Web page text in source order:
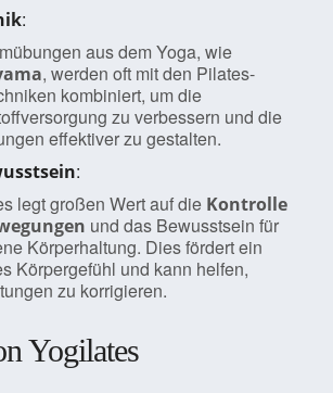
:
aus dem Yoga, wie
, werden oft mit den Pilates-
kombiniert, um die
zu verbessern und die
effektiver zu gestalten.
:
legt großen Wert auf die Kontrolle
und das Bewusstsein für
Körperhaltung. Dies fördert ein
Körpergefühl und kann helfen,
zu korrigieren.
Yogilates